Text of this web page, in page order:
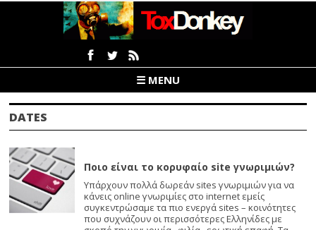
☰ MENU
DATES
Ποιο είναι το κορυφαίο site γνωριμιών?
Υπάρχουν πολλά δωρεάν sites γνωριμιών για να
κάνεις online γνωριμίες στο internet εμείς
συγκεντρώσαμε τα πιο ενεργά sites – κοινότητες
που συχνάζουν οι περισσότερες Ελληνίδες με